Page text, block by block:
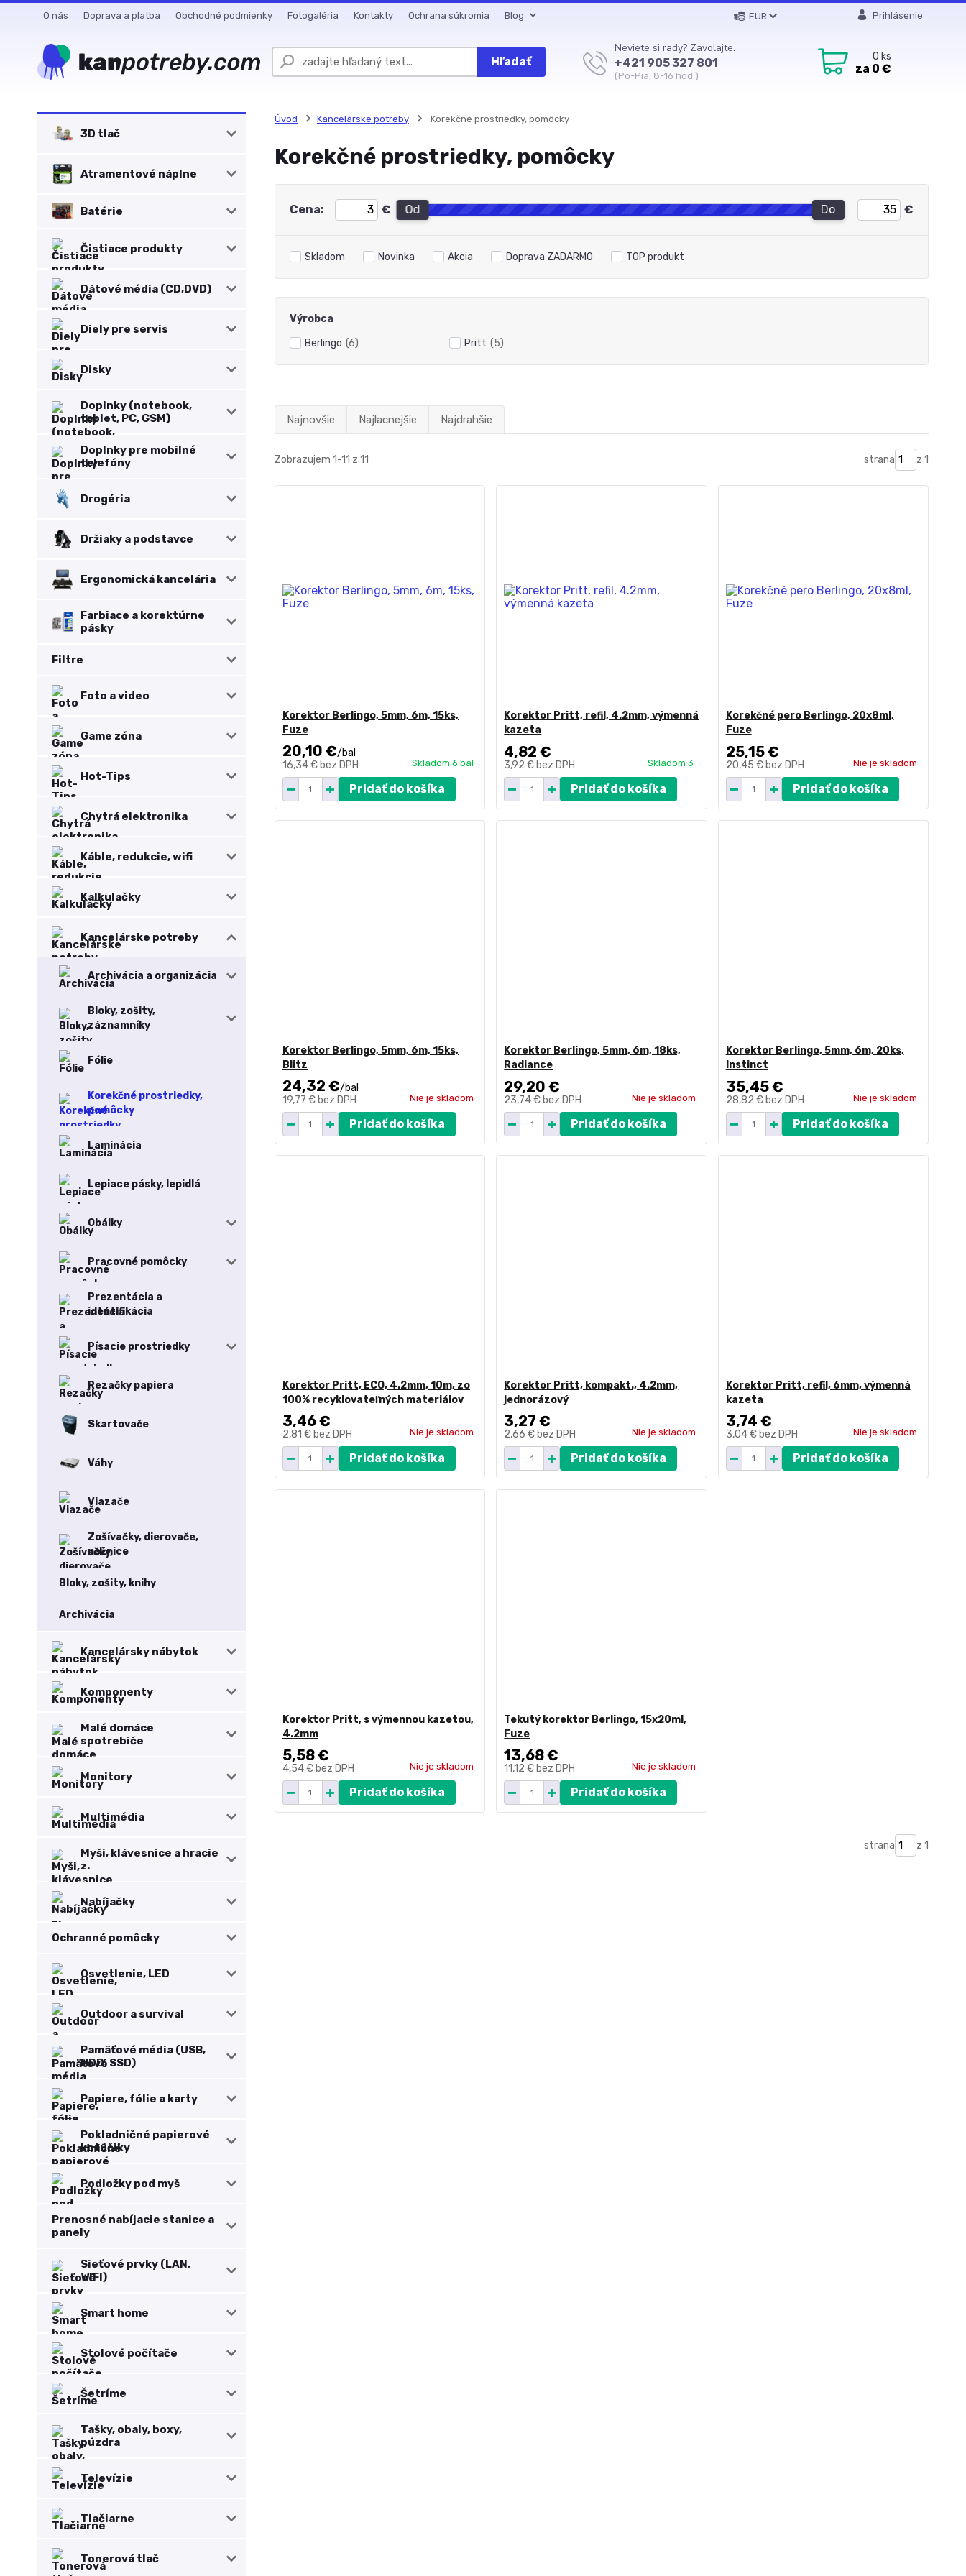
O nás Doprava a platba Obchodné podmienky Fotogaléria Kontakty Ochrana súkromia Blog EUR Prihlásenie
Hľadať
Neviete si rady? Zavolajte.
+421 905 327 801
(Po-Pia, 8-16 hod.)
0 ks
za 0 €
3D tlač
Atramentové náplne
Batérie
Čistiace produkty
Dátové média (CD,DVD)
Diely pre servis
Disky
Doplnky (notebook,
tablet, PC, GSM)
Doplnky pre mobilné
telefóny
Drogéria
Držiaky a podstavce
Ergonomická kancelária
Farbiace a korektúrne
pásky
Filtre
Foto a video
Game zóna
Hot-Tips
Chytrá elektronika
Káble, redukcie, wifi
Kalkulačky
Kancelárske potreby
Archivácia a organizácia
Bloky, zošity,
záznamníky
Fólie
Korekčné prostriedky,
pomôcky
Laminácia
Lepiace pásky, lepidlá
Obálky
Pracovné pomôcky
Prezentácia a
identifikácia
Písacie prostriedky
Rezačky papiera
Skartovače
Váhy
Viazače
Zošívačky, dierovače,
nožnice
Bloky, zošity, knihy
Archivácia
Kancelársky nábytok
Komponenty
Malé domáce
spotrebiče
Monitory
Multimédia
Myši, klávesnice a hracie
z.
Nabíjačky
Ochranné pomôcky
Osvetlenie, LED
Outdoor a survival
Pamäťové média (USB,
HDD, SSD)
Papiere, fólie a karty
Pokladničné papierové
kotúčiky
Podložky pod myš
Prenosné nabíjacie stanice a
panely
Sieťové prvky (LAN,
WIFI)
Smart home
Stolové počítače
Šetríme
Tašky, obaly, boxy,
púzdra
Televízie
Tlačiarne
Tonerová tlač
Úvod Kancelárske potreby Korekčné prostriedky, pomôcky
Korekčné prostriedky, pomôcky
Cena: € Od Do €
Skladom Novinka Akcia Doprava ZADARMO TOP produkt
Výrobca
Berlingo (6) Pritt (5)
Najnovšie Najlacnejšie Najdrahšie
Zobrazujem 1-11 z 11 strana z 1
Korektor Berlingo, 5mm, 6m, 15ks,
Fuze
20,10 €/bal
16,34 € bez DPH Skladom 6 bal
Pridať do košíka
Korektor Pritt, refil, 4.2mm, výmenná
kazeta
4,82 €
3,92 € bez DPH Skladom 3
Pridať do košíka
Korekčné pero Berlingo, 20x8ml,
Fuze
25,15 €
20,45 € bez DPH Nie je skladom
Pridať do košíka
Korektor Berlingo, 5mm, 6m, 15ks,
Blitz
24,32 €/bal
19,77 € bez DPH Nie je skladom
Pridať do košíka
Korektor Berlingo, 5mm, 6m, 18ks,
Radiance
29,20 €
23,74 € bez DPH Nie je skladom
Pridať do košíka
Korektor Berlingo, 5mm, 6m, 20ks,
Instinct
35,45 €
28,82 € bez DPH Nie je skladom
Pridať do košíka
Korektor Pritt, ECO, 4.2mm, 10m, zo
100% recyklovateľných materiálov
3,46 €
2,81 € bez DPH Nie je skladom
Pridať do košíka
Korektor Pritt, kompakt., 4.2mm,
jednorázový
3,27 €
2,66 € bez DPH Nie je skladom
Pridať do košíka
Korektor Pritt, refil, 6mm, výmenná
kazeta
3,74 €
3,04 € bez DPH Nie je skladom
Pridať do košíka
Korektor Pritt, s výmennou kazetou,
4.2mm
5,58 €
4,54 € bez DPH Nie je skladom
Pridať do košíka
Tekutý korektor Berlingo, 15x20ml,
Fuze
13,68 €
11,12 € bez DPH Nie je skladom
Pridať do košíka
strana z 1